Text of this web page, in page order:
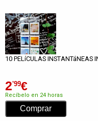
10 PELíCULAS INSTANTáNEAS
2'99€
Recíbelo en 24 horas